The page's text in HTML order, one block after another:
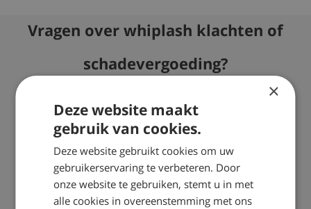
Vragen over whiplash klachten of
schadevergoeding?
Wilt u meer weten over wat wij juridisch gezien kunnen
doen om bij een whiplash, letselschade voor u te
verhalen? Neem dan contact op via telefoonnummer:
0800 – 2490300
Succespercentage van 98%
Nationaal Keurmerk Letselschade
Ruim 35 jaar ervaring door heel Nederland
×
Deze website maakt
gebruik van cookies.
Deze website gebruikt cookies om uw
gebruikerservaring te verbeteren. Door
onze website te gebruiken, stemt u in met
alle cookies in overeenstemming met ons